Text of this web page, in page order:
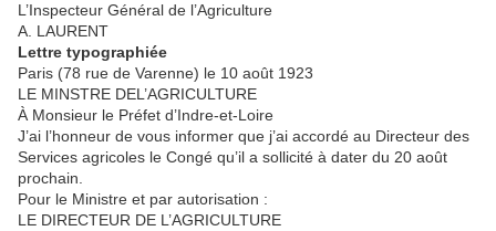
L’Inspecteur Général de l’Agriculture
A. LAURENT
Lettre typographiée
Paris (78 rue de Varenne) le 10 août 1923
LE MINSTRE DEL’AGRICULTURE
À Monsieur le Préfet d’Indre-et-Loire
J’ai l’honneur de vous informer que j’ai accordé au Directeur des
Services agricoles le Congé qu’il a sollicité à dater du 20 août
prochain.
Pour le Ministre et par autorisation :
LE DIRECTEUR DE L’AGRICULTURE